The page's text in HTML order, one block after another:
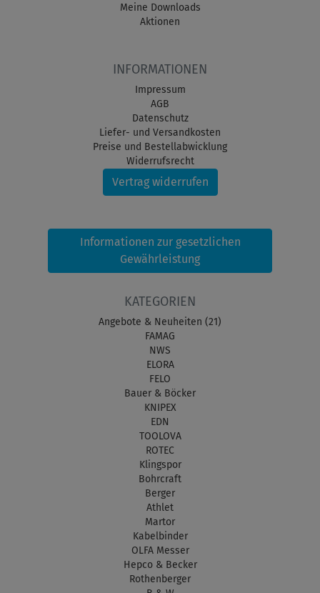
Meine Downloads
Aktionen
INFORMATIONEN
Impressum
AGB
Datenschutz
Liefer- und Versandkosten
Preise und Bestellabwicklung
Widerrufsrecht
Vertrag widerrufen
Informationen zur gesetzlichen
Gewährleistung
KATEGORIEN
Angebote & Neuheiten (21)
FAMAG
NWS
ELORA
FELO
Bauer & Böcker
KNIPEX
EDN
TOOLOVA
ROTEC
Klingspor
Bohrcraft
Berger
Athlet
Martor
Kabelbinder
OLFA Messer
Hepco & Becker
Rothenberger